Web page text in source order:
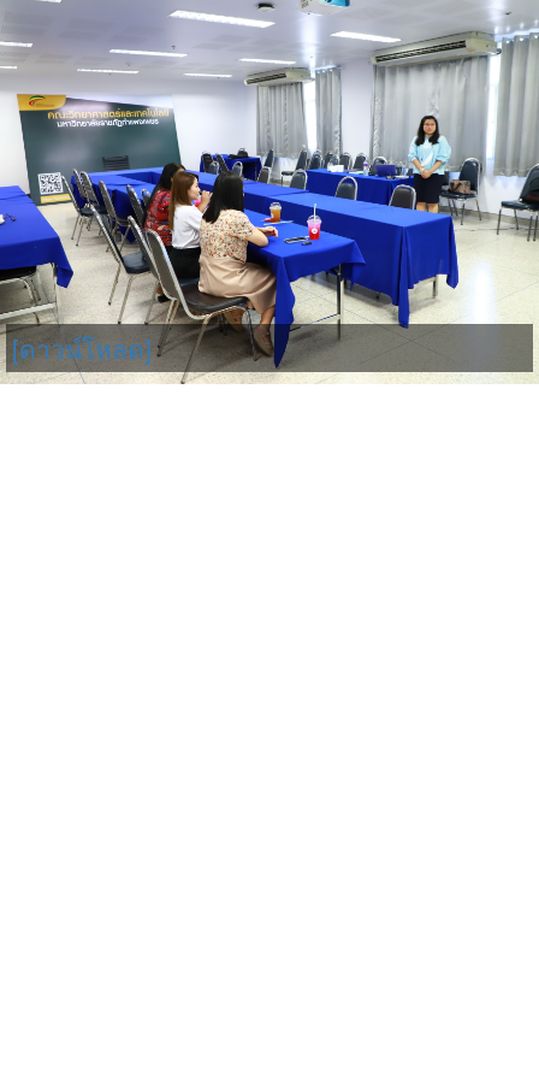
[ดาวน์โหลด]